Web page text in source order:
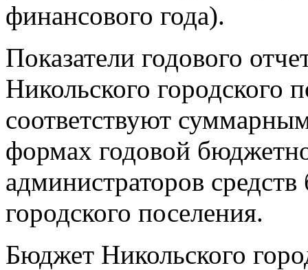
финансового года).
Показатели годового
Никольского городского
соответствуют
формах годовой
администраторов
городского поселения.
Бюджет Никольского